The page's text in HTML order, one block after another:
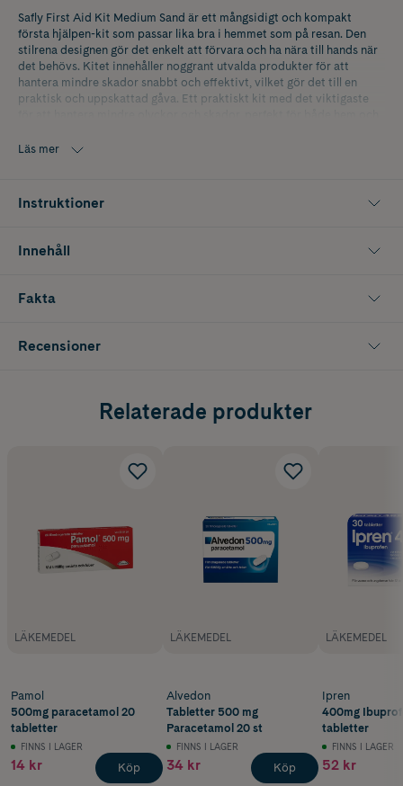
Safly First Aid Kit Medium Sand är ett mångsidigt och kompakt
första hjälpen-kit som passar lika bra i hemmet som på resan. Den
stilrena designen gör det enkelt att förvara och ha nära till hands när
det behövs. Kitet innehåller noggrant utvalda produkter för att
hantera mindre skador snabbt och effektivt, vilket gör det till en
praktisk och uppskattad gåva. Ett praktiskt kit med det viktigaste
Triangulärt bandage (1 st)
plåster (20 st)
Bränngel 3,5 g (5 st)
Förvaringspåsar och EVA-väska i mediumstorlek
Läs mer
Instruktioner
Innehåll
Fakta
Recensioner
Relaterade produkter
LÄKEMEDEL
Pamol
500mg paracetamol 20
tabletter
FINNS I LAGER
14 kr Köp
LÄKEMEDEL
Alvedon
Tabletter 500 mg
Paracetamol 20 st
FINNS I LAGER
34 kr Köp
LÄKEMEDEL
Ipren
400mg
tabletter
FINNS I LAGER
52 kr